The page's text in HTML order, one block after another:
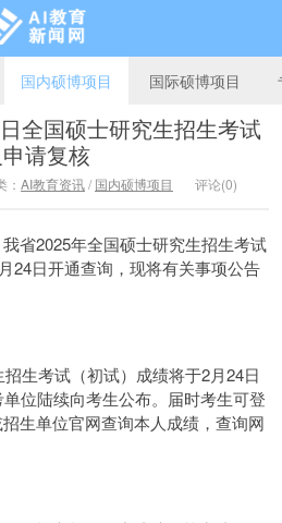
教育新闻网
国内硕博项目 国际硕博项目
全国硕士研究生招生考试
申请复核
： AI教育资讯/ 国内硕博项目 评论(0)
省2025年全国硕士研究生招生考试
24日开通查询，现将有关事项公告
生考试（初试）成绩将于2月24日
位陆续向考生公布。届时考生可登
生单位官网查询本人成绩，查询网